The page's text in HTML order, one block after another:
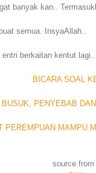
banyak kan..
semua. InsyaAllah..
entri berkaitan kentut
BICARA SOAL
BUSUK, PENYEBAB
PEREMPUAN MAMPU
source